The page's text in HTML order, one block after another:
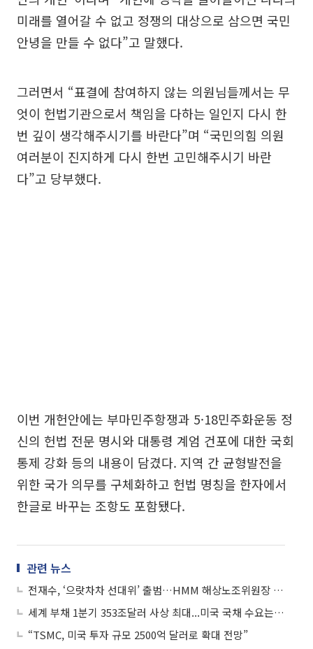
미래를 열어갈 수 없고 정쟁의 대상으로 삼으면 국민
안녕을 만들 수 없다”고 말했다.
그러면서 “표결에 참여하지 않는 의원님들께서는 무
엇이 헌법기관으로서 책임을 다하는 일인지 다시 한
번 깊이 생각해주시기를 바란다”며 “국민의힘 의원
여러분이 진지하게 다시 한번 고민해주시기 바란
다”고 당부했다.
이번 개헌안에는 부마민주항쟁과 5·18민주화운동 정
신의 헌법 전문 명시와 대통령 계엄 건포에 대한 국회
통제 강화 등의 내용이 담겼다. 지역 간 균형발전을
위한 국가 의무를 구체화하고 헌법 명칭을 한자에서
한글로 바꾸는 조항도 포함됐다.
관련 뉴스
전재수, ‘으랏차차 선대위’ 출범…HMM 해상노조위원장 등 합류
세계 부채 1분기 353조달러 사상 최대...미국 국채 수요는 정체
“TSMC, 미국 투자 규모 2500억 달러로 확대 전망”